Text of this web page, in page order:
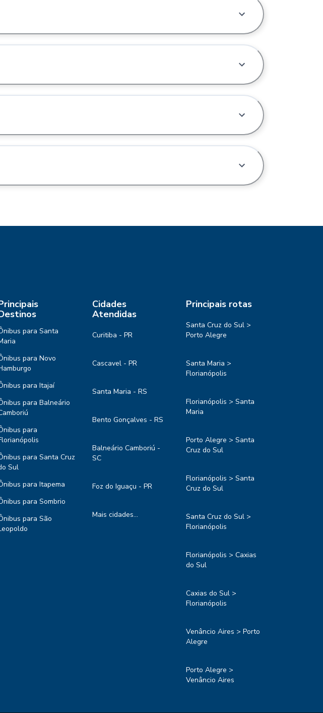
para Santa
para Novo
para Itajaí
para Balneário
para
para Santa Cruz
Sul
para Itapema
para Sombrio
para São
Cidades
Atendidas
Curitiba - PR
Cascavel - PR
Santa Maria - RS
Bento Gonçalves - RS
Balneário Camboriú -
SC
Foz do Iguaçu - PR
Mais cidades...
Principais rotas
Santa Cruz do Sul >
Porto Alegre
Santa Maria >
Florianópolis
Florianópolis > Santa
Maria
Porto Alegre > Santa
Cruz do Sul
Florianópolis > Santa
Cruz do Sul
Santa Cruz do Sul >
Florianópolis
Florianópolis > Caxias
do Sul
Caxias do Sul >
Florianópolis
Venâncio Aires > Porto
Alegre
Porto Alegre >
Venâncio Aires